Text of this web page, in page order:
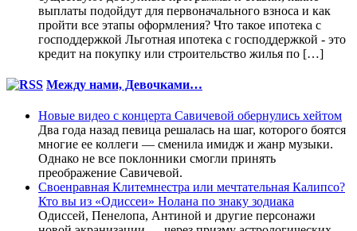
выплаты подойдут для первоначального взноса и как
пройти все этапы оформления? Что такое ипотека с
господдержкой Льготная ипотека с господдержкой - это
кредит на покупку или строительство жилья по […]
Между нами, Девочками…
Новые видео с концерта Савичевой обернулись хейтом
Два года назад певица решалась на шаг, которого боятся
многие ее коллеги — сменила имидж и жанр музыки.
Однако не все поклонники смогли принять
преображение Савичевой.
Своенравная Клитемнестра или мечтательная Калипсо?
Кто вы из «Одиссеи» Нолана по знаку зодиака
Одиссей, Пенелопа, Антиной и другие персонажи